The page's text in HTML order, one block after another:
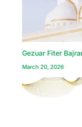
Gezuar Fiter
March 20, 2026